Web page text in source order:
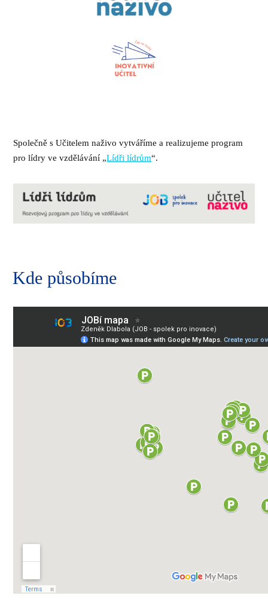
Společně s Učitelem naživo vytváříme a realizujeme program
pro lídry ve vzdělávání „Lídři lídrům“.
Kde působíme